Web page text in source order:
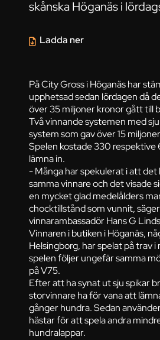
skånska Höganäs i
På City Gross i Höganäs har
upphetsad sedan lördagen då
över 35 miljoner kronor gått till
Två vinnande systemen med
system som gav över 15
Spelen kostade 330
lämna in.
- Många har spekulerat i att det
samma vinnare och det visade
en mycket glad medelålders
chocktillstånd som vunnit,
vinnarambassadör Hans G
Vinnaren i butiken i Höganäs,
Helsingborg, har spelat på trav i
spelen följer ungefär samma
på V75.
Efter att ha synat ut sju spikar
storvinnare ha för vana att
gånger hundra. Sedan
hästar för att spela andra
hundralappar.
Ladda ner